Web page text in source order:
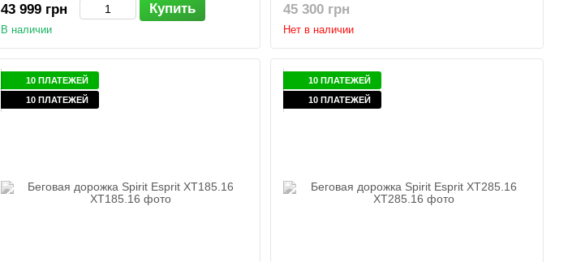
43 999 грн Купить
В наличии
45 300 грн
Нет в наличии
10 ПЛАТЕЖЕЙ
10 ПЛАТЕЖЕЙ
10 ПЛАТЕЖЕЙ
10 ПЛАТЕЖЕЙ